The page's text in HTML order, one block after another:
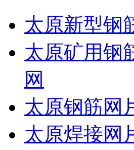
太原新型钢
太原矿用钢
网
太原钢筋网
太原焊接网